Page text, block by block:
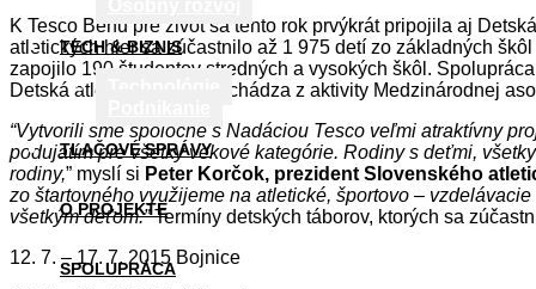
TECH & BIZNIS
TLAČOVÉ SPRÁVY
O PROJEKTE
SPOLUPRÁCA
K Tesco Behu pre život sa tento rok prvýkrát pripojila aj
atletických hier sa zúčastnilo až 1 975 detí zo základných
zapojilo 190 študentov stredných a vysokých škôl.
Detská atletika. Projekt vychádza z aktivity Medzinárodnej
“Vytvorili sme spoločne s Nadáciou Tesco veľmi atraktívny
podujatím pre všetky vekové kategórie. Rodiny s deťmi,
rodiny,” myslí si Peter Korčok, prezident Slovenského
zo štartovného využijeme na atletické, športovo –
všetkým deťom.”Termíny detských táborov, ktorých sa
12. 7. – 17. 7. 2015 Bojnice